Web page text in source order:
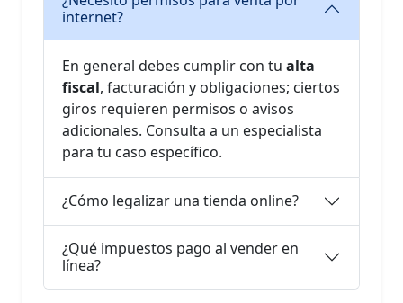
internet?
En general debes cumplir con tu alta
fiscal, facturación y obligaciones; ciertos
giros requieren permisos o avisos
adicionales. Consulta a un especialista
para tu caso específico.
¿Cómo legalizar una tienda online?
¿Qué impuestos pago al vender en
línea?